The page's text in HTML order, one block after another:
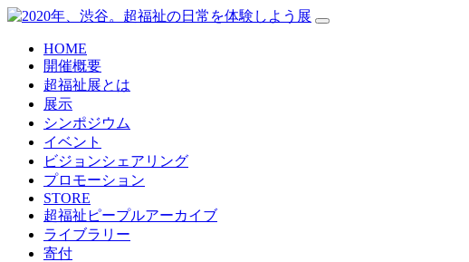
HOME
開催概要
超福祉展とは
展示
シンポジウム
イベント
ビジョンシェアリング
プロモーション
STORE
超福祉ピープルアーカイブ
ライブラリー
寄付